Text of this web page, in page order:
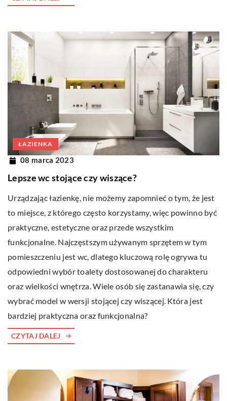
ŁAZIENKA
08 marca 2023
Lepsze wc stojące czy wiszące?
Urządzając łazienkę, nie możemy zapomnieć o tym, że jest
to miejsce, z którego często korzystamy, więc powinno być
praktyczne, estetyczne oraz przede wszystkim
funkcjonalne. Najczęstszym używanym sprzętem w tym
pomieszczeniu jest wc, dlatego kluczową rolę ogrywa tu
odpowiedni wybór toalety dostosowanej do charakteru
oraz wielkości wnętrza. Wiele osób się zastanawia się, czy
wybrać model w wersji stojącej czy wiszącej. Która jest
bardziej praktyczna oraz funkcjonalna?
CZYTAJ DALEJ